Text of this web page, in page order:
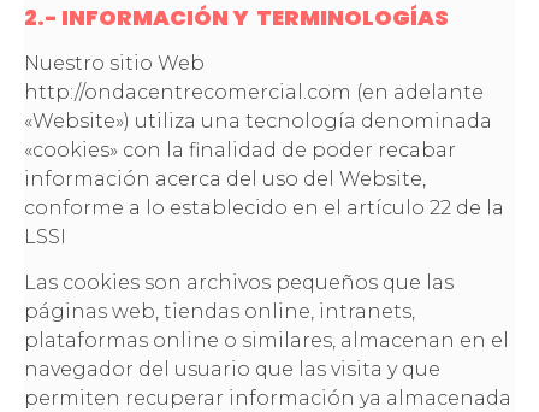
2.- INFORMACIÓN Y TERMINOLOGÍAS
Nuestro sitio Web
http://ondacentrecomercial.com (en adelante
«Website») utiliza una tecnología denominada
«cookies» con la finalidad de poder recabar
información acerca del uso del Website,
conforme a lo establecido en el artículo 22 de la
LSSI
Las cookies son archivos pequeños que las
páginas web, tiendas online, intranets,
plataformas online o similares, almacenan en el
navegador del usuario que las visita y que
permiten recuperar información ya almacenada